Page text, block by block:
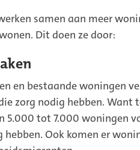
samen aan meer
Dit doen ze door:
en bestaande woningen
zorg nodig hebben.
5.000 tot 7.000 woningen
Ook komen er